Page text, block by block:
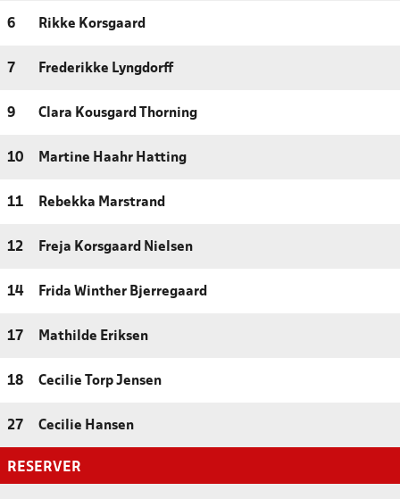
6 Rikke Korsgaard
7 Frederikke Lyngdorff
9 Clara Kousgard Thorning
10 Martine Haahr Hatting
11 Rebekka Marstrand
12 Freja Korsgaard Nielsen
14 Frida Winther Bjerregaard
17 Mathilde Eriksen
18 Cecilie Torp Jensen
27 Cecilie Hansen
RESERVER